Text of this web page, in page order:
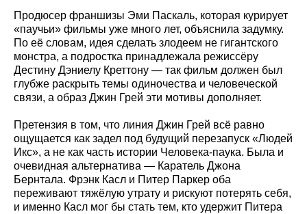
Продюсер франшизы Эми Паскаль, которая курирует
«паучьи» фильмы уже много лет, объяснила задумку.
По её словам, идея сделать злодеем не гигантского
монстра, а подростка принадлежала режиссёру
Дестину Дэниелу Креттону — так фильм должен был
глубже раскрыть темы одиночества и человеческой
связи, а образ Джин Грей эти мотивы дополняет.
Претензия в том, что линия Джин Грей всё равно
ощущается как задел под будущий перезапуск «Людей
Икс», а не как часть истории Человека-паука. Была и
очевидная альтернатива — Каратель Джона
Бернтала. Фрэнк Касл и Питер Паркер оба
переживают тяжёлую утрату и рискуют потерять себя,
и именно Касл мог бы стать тем, кто удержит Питера